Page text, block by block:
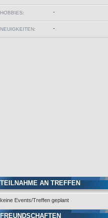
HOBBIES: -
NEUIGKEITEN: -
TEILNAHME AN TREFFEN
keine Events/Treffen geplant
FREUNDSCHAFTEN